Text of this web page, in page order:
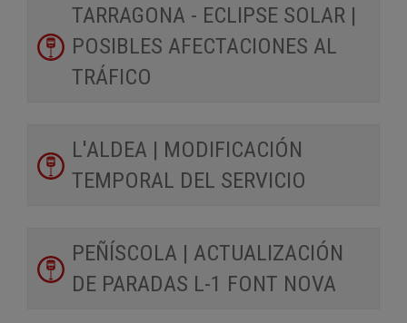
TARRAGONA - ECLIPSE SOLAR |
POSIBLES AFECTACIONES AL
TRÁFICO
L'ALDEA | MODIFICACIÓN
TEMPORAL DEL SERVICIO
PEÑÍSCOLA | ACTUALIZACIÓN
DE PARADAS L-1 FONT NOVA